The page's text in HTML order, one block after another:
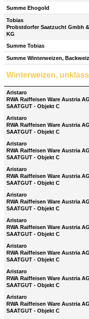
Summe Ehogold
Tobias
Probstdorfer Saatzucht Gmbh
KG
Summe Tobias
Summe Winterweizen,
Winterweizen,
Aristaro
RWA Raiffeisen Ware Austria
SAATGUT - Objekt C
Aristaro
RWA Raiffeisen Ware Austria
SAATGUT - Objekt C
Aristaro
RWA Raiffeisen Ware Austria
SAATGUT - Objekt C
Aristaro
RWA Raiffeisen Ware Austria
SAATGUT - Objekt C
Aristaro
RWA Raiffeisen Ware Austria
SAATGUT - Objekt C
Aristaro
RWA Raiffeisen Ware Austria
SAATGUT - Objekt C
Aristaro
RWA Raiffeisen Ware Austria
SAATGUT - Objekt C
Aristaro
RWA Raiffeisen Ware Austria
SAATGUT - Objekt C
Aristaro
RWA Raiffeisen Ware Austria
SAATGUT - Objekt C